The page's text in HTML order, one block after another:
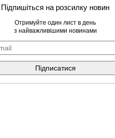
Підпишіться на розсилку новин
Отримуйте один лист в день
з найважливішими новинами